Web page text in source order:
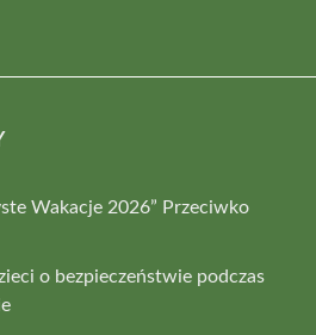
Wakacje 2026” Przeciwko
o bezpieczeństwie podczas